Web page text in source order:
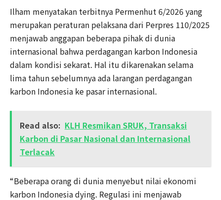
Ilham menyatakan terbitnya Permenhut 6/2026 yang
merupakan peraturan pelaksana dari Perpres 110/2025
menjawab anggapan beberapa pihak di dunia
internasional bahwa perdagangan karbon Indonesia
dalam kondisi sekarat. Hal itu dikarenakan selama
lima tahun sebelumnya ada larangan perdagangan
karbon Indonesia ke pasar internasional.
Read also: KLH Resmikan SRUK, Transaksi
Karbon di Pasar Nasional dan Internasional
Terlacak
“Beberapa orang di dunia menyebut nilai ekonomi
karbon Indonesia dying. Regulasi ini menjawab